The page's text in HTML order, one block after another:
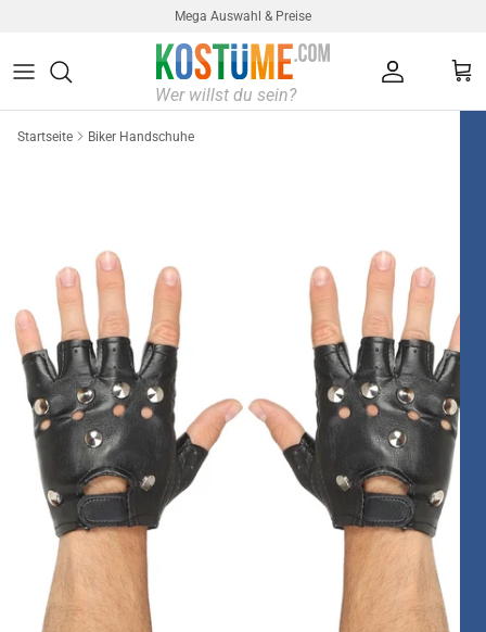
Mega Auswahl & Preise
Startseite Biker Handschuhe